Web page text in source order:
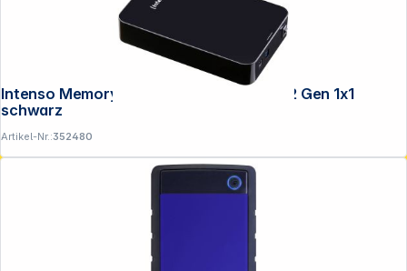
Intenso Memory Center 6TB 3,5" USB 3.2 Gen 1x1
schwarz
Artikel-Nr.:352480